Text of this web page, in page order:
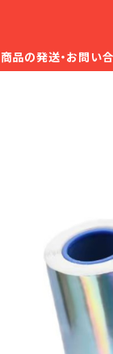
商品の発送・お問い